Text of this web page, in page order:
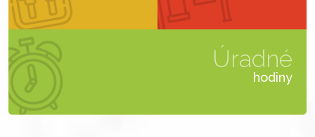
Úradné
hodiny